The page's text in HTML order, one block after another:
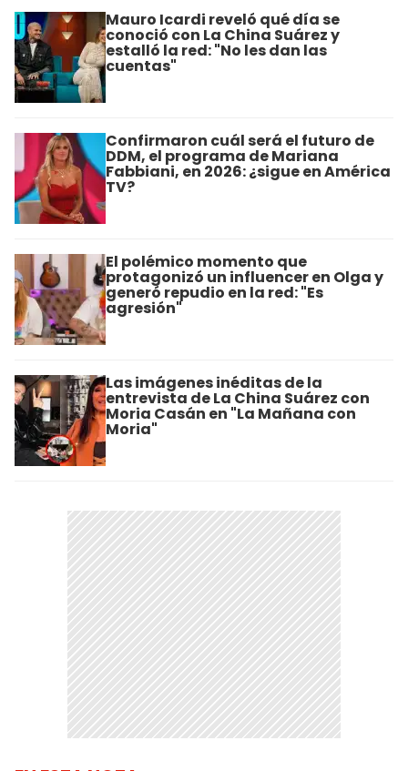
Mauro Icardi reveló qué día se
conoció con La China Suárez y
estalló la red: "No les dan las
cuentas"
Confirmaron cuál será el futuro de
DDM, el programa de Mariana
Fabbiani, en 2026: ¿sigue en América
TV?
El polémico momento que
protagonizó un influencer en Olga y
generó repudio en la red: "Es
agresión"
Las imágenes inéditas de la
entrevista de La China Suárez con
Moria Casán en "La Mañana con
Moria"